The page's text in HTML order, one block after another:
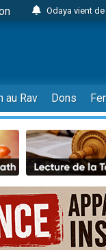
Odaya vient
3
2 personnes
13 personnes
12
30
Il reste
3 personnes
2 personnes
3 personnes
2
au Rav Dons